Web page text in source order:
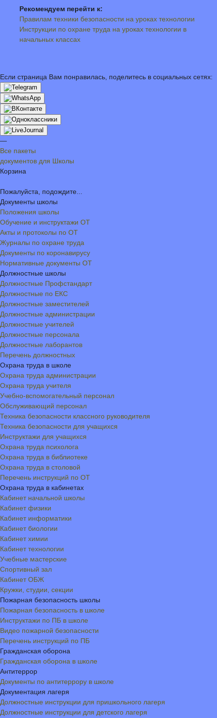
Рекомендуем перейти к:
Правилам техники безопасности на уроках технологии
Инструкции по охране труда на уроках технологии в
начальных классах
Если страница Вам понравилась, поделитесь в социальных сетях:
—
Все пакеты
документов для Школы
Корзина
Пожалуйста, подождите...
Документы школы
Положения школы
Обучение и инструктажи ОТ
Акты и протоколы по ОТ
Журналы по охране труда
Документы по коронавирусу
Нормативные документы ОТ
Должностные школы
Должностные Профстандарт
Должностные по ЕКС
Должностные заместителей
Должностные администрации
Должностные учителей
Должностные персонала
Должностные лаборантов
Перечень должностных
Охрана труда в школе
Охрана труда администрации
Охрана труда учителя
Учебно-вспомогательный персонал
Обслуживающий персонал
Техника безопасности классного руководителя
Техника безопасности для учащихся
Инструктажи для учащихся
Охрана труда психолога
Охрана труда в библиотеке
Охрана труда в столовой
Перечень инструкций по ОТ
Охрана труда в кабинетах
Кабинет начальной школы
Кабинет физики
Кабинет информатики
Кабинет биологии
Кабинет химии
Кабинет технологии
Учебные мастерские
Спортивный зал
Кабинет ОБЖ
Кружки, студии, секции
Пожарная безопасность школы
Пожарная безопасность в школе
Инструктажи по ПБ в школе
Видео пожарной безопасности
Перечень инструкций по ПБ
Гражданская оборона
Гражданская оборона в школе
Антитеррор
Документы по антитеррору в школе
Документация лагеря
Должностные инструкции для пришкольного лагеря
Должностные инструкции для детского лагеря